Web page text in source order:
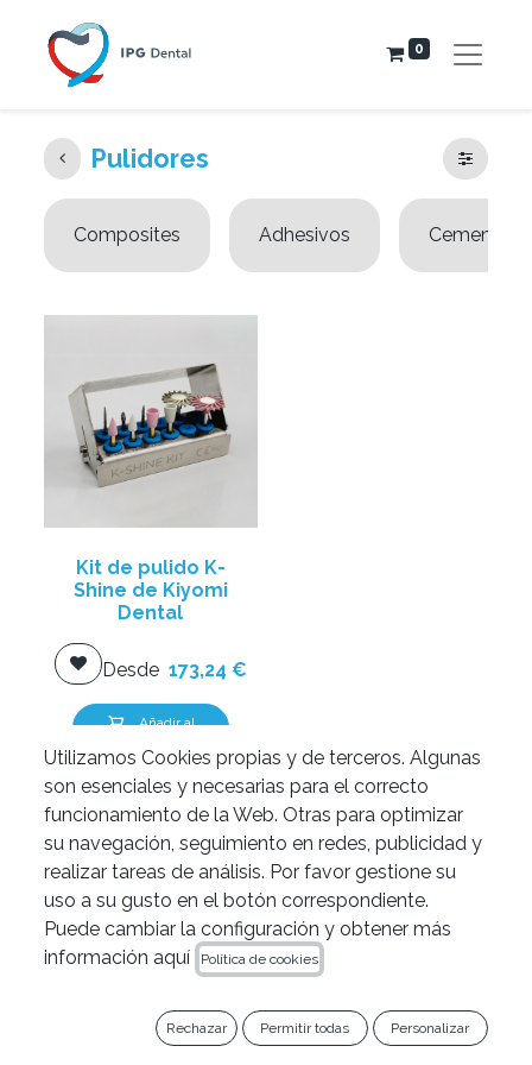
0
Pulidores
Composites Adhesivos Cementos
Kit de pulido K-
Shine de Kiyomi
Dental
Desde 173,24 €
Añadir al
Utilizamos Cookies propias y de terceros. Algunas
son esenciales y necesarias para el correcto
funcionamiento de la Web. Otras para optimizar
su navegación, seguimiento en redes, publicidad y
realizar tareas de análisis. Por favor gestione su
uso a su gusto en el botón correspondiente.
Puede cambiar la configuración y obtener más
información aquí
Política de cookies
Rechazar Permitir todas Personalizar